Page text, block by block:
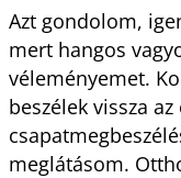
Azt gondolom,
mert hangos
véleményemet.
beszélek vissza
meglátásom.